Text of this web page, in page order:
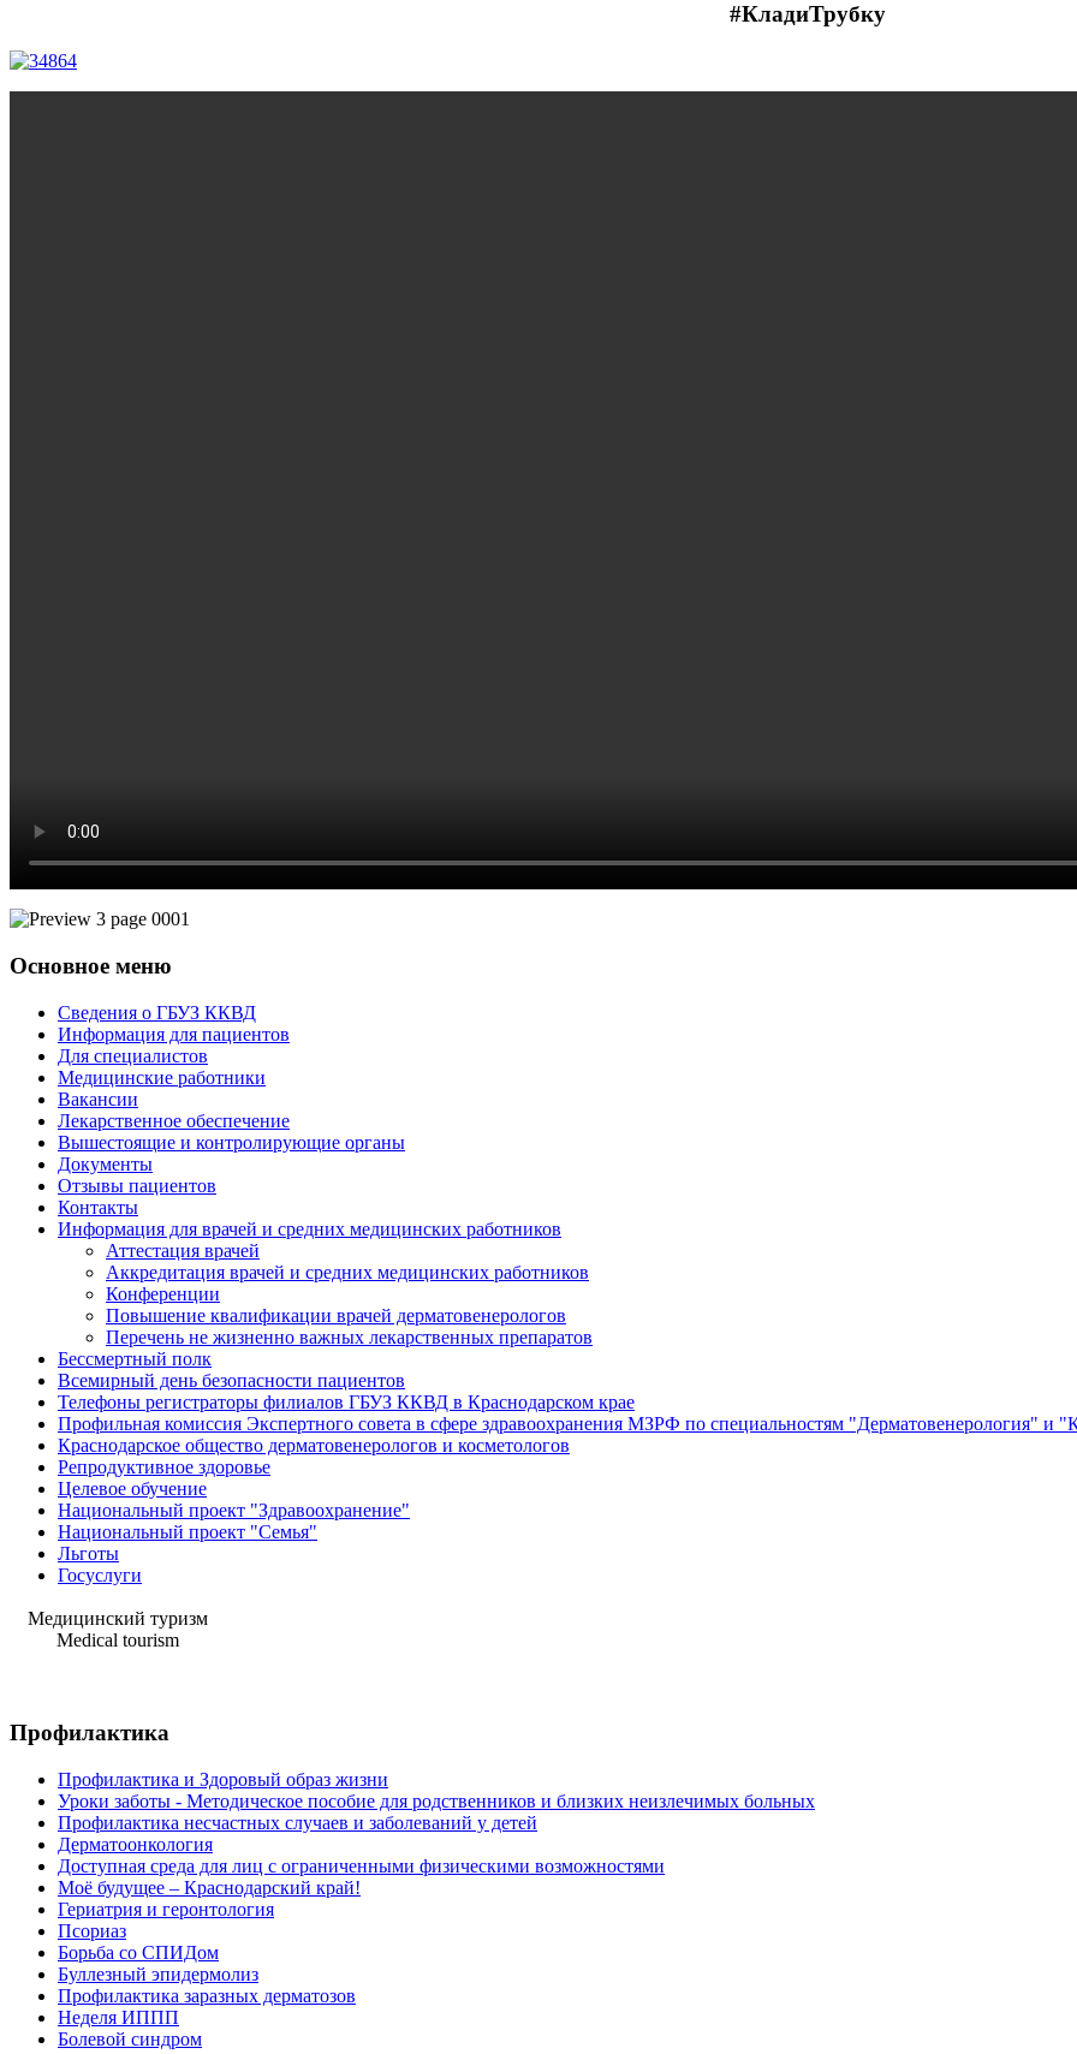
#КладиТрубку
Основное меню
Сведения о ГБУЗ ККВД
Информация для пациентов
Для специалистов
Медицинские работники
Вакансии
Лекарственное обеспечение
Вышестоящие и контролирующие органы
Документы
Отзывы пациентов
Контакты
Информация для врачей и средних медицинских работников
Аттестация врачей
Аккредитация врачей и средних медицинских работников
Конференции
Повышение квалификации врачей дерматовенерологов
Перечень не жизненно важных лекарственных препаратов
Бессмертный полк
Всемирный день безопасности пациентов
Телефоны регистраторы филиалов ГБУЗ ККВД в Краснодарском крае
Профильная комиссия Экспертного совета в сфере здравоохранения МЗРФ по специальностям "Дерматовенерология" и
Краснодарское общество дерматовенерологов и косметологов
Репродуктивное здоровье
Целевое обучение
Национальный проект "Здравоохранение"
Национальный проект "Семья"
Льготы
Госуслуги
Медицинский туризм
Medical tourism
Профилактика
Профилактика и Здоровый образ жизни
Уроки заботы - Методическое пособие для родственников и близких неизлечимых больных
Профилактика несчастных случаев и заболеваний у детей
Дерматоонкология
Доступная среда для лиц с ограниченными физическими возможностями
Моё будущее – Краснодарский край!
Гериатрия и геронтология
Псориаз
Борьба со СПИДом
Буллезный эпидермолиз
Профилактика заразных дерматозов
Неделя ИППП
Болевой синдром